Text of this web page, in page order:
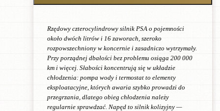
Rzędowy czterocylindrowy silnik PSA o pojemności
około dwóch litrów i 16 zaworach, szeroko
rozpowszechniony w koncernie i zasadniczo wytrzymały.
Przy porządnej dbałości bez problemu osiąga 200 000
km i więcej. Słabości koncentrują się w układzie
chłodzenia: pompa wody i termostat to elementy
eksploatacyjne, których awaria szybko prowadzi do
przegrzania, dlatego obieg chłodzenia należy
regularnie sprawdzać. Napęd to silnik kolizyjny —